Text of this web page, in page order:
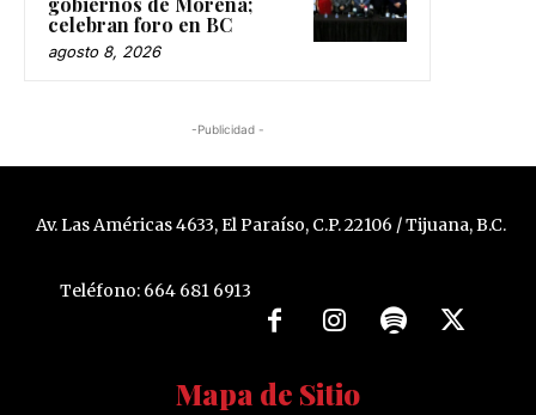
celebran foro en BC
agosto 8, 2026
-Publicidad -
Av. Las Américas 4633, El Paraíso, C.P. 22106 / Tijuana, B.C.
Teléfono: 664 681 6913
Mapa de Sitio